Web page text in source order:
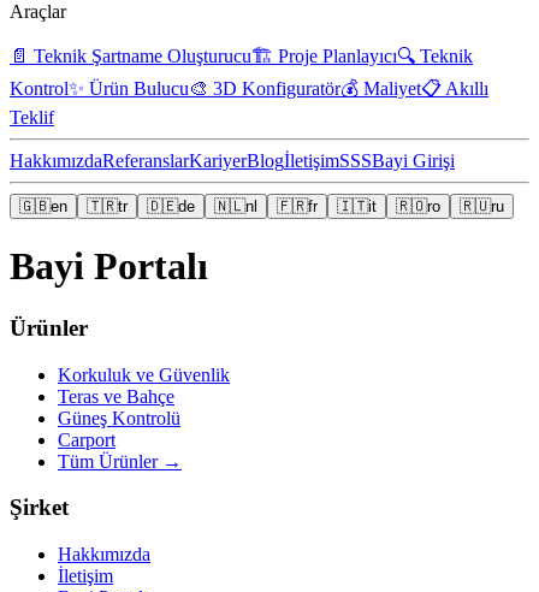
Araçlar
📄 Teknik Şartname Oluşturucu🏗️ Proje Planlayıcı🔍 Teknik
Kontrol✨ Ürün Bulucu🎨 3D Konfiguratör💰 Maliyet📋 Akıllı
Teklif
HakkımızdaReferanslarKariyerBlogİletişimSSSBayi Girişi
🇬🇧en 🇹🇷tr 🇩🇪de 🇳🇱nl 🇫🇷fr 🇮🇹it 🇷🇴ro 🇷🇺ru
Bayi Portalı
Ürünler
Korkuluk ve Güvenlik
Teras ve Bahçe
Güneş Kontrolü
Carport
Tüm Ürünler→
Şirket
Hakkımızda
İletişim